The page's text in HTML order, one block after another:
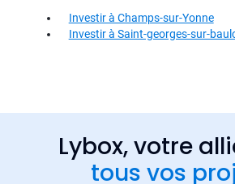
Investir à Champs-sur-Yonne
Investir à Saint-georges-sur-
Lybox, votre
tous vos